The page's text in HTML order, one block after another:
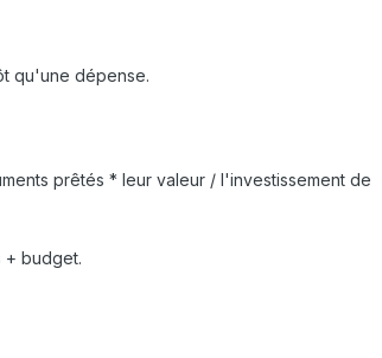
qu'une dépense.
prêtés * leur valeur / l'investissement de
+ budget.